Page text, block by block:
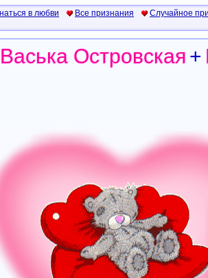
в любви Все признания Случайное
Васька Островская +
Васька Островская +
Васька Островская +